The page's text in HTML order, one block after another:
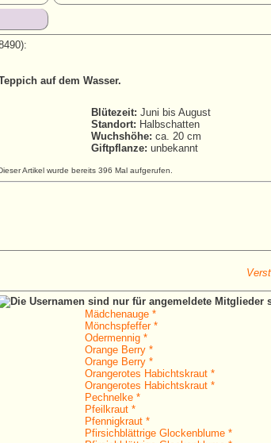
auf dem Wasser.
Blütezeit: Juni bis August
Standort: Halbschatten
Wuchshöhe: ca. 20 cm
Giftpflanze: unbekannt
Artikel wurde bereits 396 Mal aufgerufen.
Mädchenauge *
Mönchspfeffer *
Odermennig *
Orange Berry *
Orange Berry *
Orangerotes Habichtskraut *
Orangerotes Habichtskraut *
Pechnelke *
Pfeilkraut *
Pfennigkraut *
Pfirsichblättrige Glockenblume *